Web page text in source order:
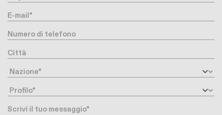
E-mail
Numero di telefono
Città
Nazione
Profilo
Messaggio